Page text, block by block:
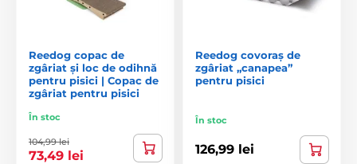
Reedog copac de
zgâriat și loc de odihnă
pentru pisici | Copac de
zgâriat pentru pisici
În stoc
104,99 lei
73,49 lei
Reedog covoraș de
zgâriat „canapea”
pentru pisici
În stoc
126,99 lei